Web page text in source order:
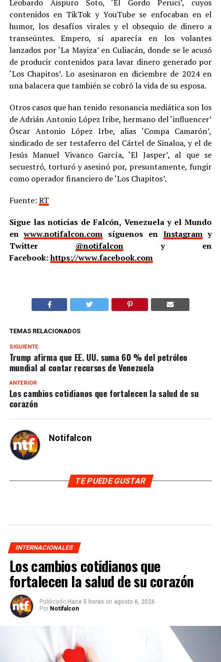
Leobardo Aispuro Soto, ‘El Gordo Peruci’, cuyos
contenidos en TikTok y YouTube se enfocaban en el
humor, los desafíos virales y el obsequio de dinero a
transeúntes. Empero, sí aparecía en los volantes
lanzados por ‘La Mayiza’ en Culiacán, donde se le acusó
de producir contenidos para lavar dinero generado por
‘Los Chapitos’. Lo asesinaron en diciembre de 2024 en
una balacera que también se cobró la vida de su esposa.
Otros casos que han tenido resonancia mediática son los
de Adrián Antonio López Iribe, hermano del ‘influencer’
Óscar Antonio López Irbe, alias ‘Compa Camarón’,
sindicado de ser testaferro del Cártel de Sinaloa, y el de
Jesús Manuel Vivanco García, ‘El Jasper’, al que se
secuestró, torturó y asesinó por, presuntamente, fungir
como operador financiero de ‘Los Chapitos’.
Fuente: RT
Sigue las noticias de Falcón, Venezuela y el Mundo
enwww.notifalcon.com síguenos en Instagramy
Twitter @notifalcony en
Facebook:https://www.facebook.com
TEMAS RELACIONADOS
SIGUIENTE
Trump afirma que EE. UU. suma 60 % del petróleo
mundial al contar recursos de Venezuela
ANTERIOR
Los cambios cotidianos que fortalecen la salud de su
corazón
Notifalcon
TE PUEDE GUSTAR
INTERNACIONALES
Los cambios cotidianos que
fortalecen la salud de su corazón
Publicado Hace 5 horas on agosto 6, 2026
Por Notifalcon